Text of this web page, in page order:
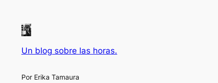
Un blog sobre las horas.
Por Erika Tamaura